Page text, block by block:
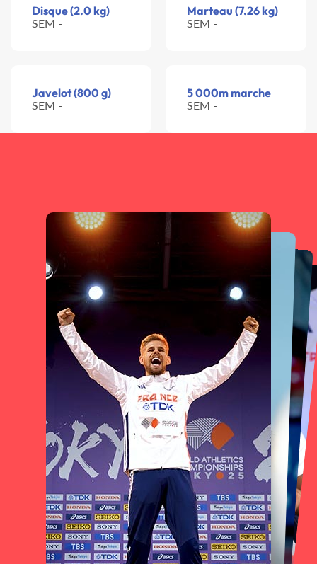
Disque (2.0 kg)
SEM -
Marteau (7.26 kg)
SEM -
Javelot (800 g)
SEM -
5 000m marche
SEM -